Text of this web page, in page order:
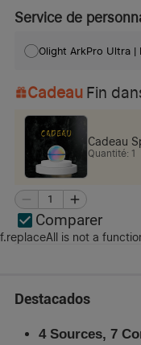
Service de
Cadeau Fin
Cadeau
Quantité: 1
Comparer
f.replaceAll is not a
Destacados
4 Sources, 7